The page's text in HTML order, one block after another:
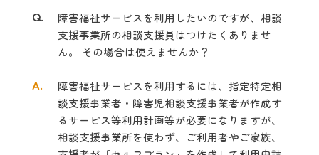
Q.
障害福祉サービスを利用したいのですが、相談
支援事業所の相談支援員はつけたく ありませ
ん。 その場合は使えませんか？
A.
障害福祉サービスを利用するには、指定特定相
談支援事業者・障害児相談支援事業者が作成す
るサービス等利用計画等が必要になりますが、
相談支援事業所を使わず、
ご利用者やご家族、